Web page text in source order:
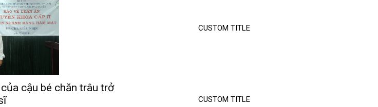
cậu bé chăn trâu trở
CUSTOM TITLE
CUSTOM TITLE